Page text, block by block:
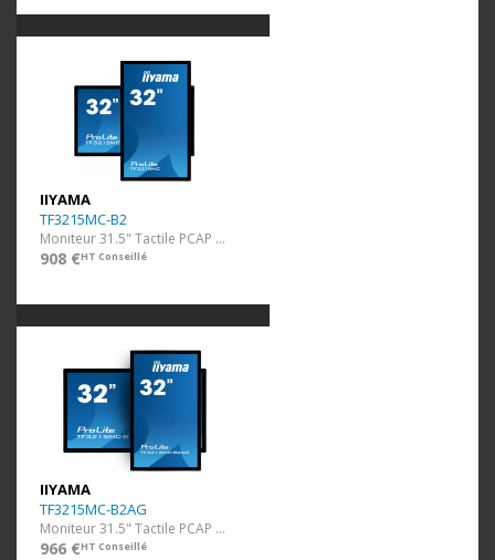
IIYAMA
TF3215MC-B2
Moniteur 31.5" Tactile PCAP (1920x1080)
908 €HT Conseillé
IIYAMA
TF3215MC-B2AG
Moniteur 31.5" Tactile PCAP (1920x1080)
966 €HT Conseillé